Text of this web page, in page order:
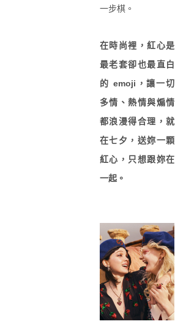
一步棋。
在時尚裡，紅心是
最老套卻也最直白
的 emoji，讓一切
多情、熱情與煽情
都浪漫得合理，就
在七夕，送妳一顆
紅心，只想跟妳在
一起。